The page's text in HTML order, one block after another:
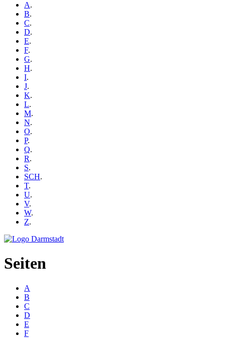
A.
B.
C.
D.
E.
F.
G.
H.
I.
J.
K.
L.
M.
N.
O.
P.
Q.
R.
S.
SCH.
T.
U.
V.
W.
Z.
Seiten
A
B
C
D
E
F